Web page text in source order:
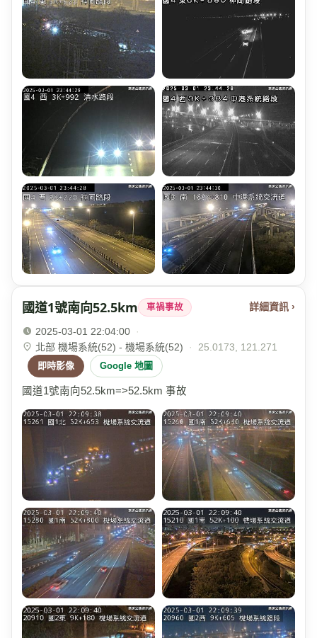
國道1號南向52.5km 車禍事故 詳細資訊 ›
2025-03-01 22:04:00
·
北部 機場系統(52) - 機場系統(52)
· 25.0173, 121.271
即時影像 Google 地圖
國道1號南向52.5km=>52.5km 事故